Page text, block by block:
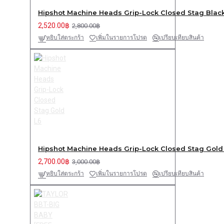
Hipshot Machine Heads Grip-Lock Closed Stag
2,520.00฿ 2,800.00฿
หยิบใส่ตระกร้า เพิ่มในรายการโปรด เปรียบเทียบสินค้า
Hipshot Machine Heads Grip-Lock Closed Stag Gold
2,700.00฿ 3,000.00฿
หยิบใส่ตระกร้า เพิ่มในรายการโปรด เปรียบเทียบสินค้า